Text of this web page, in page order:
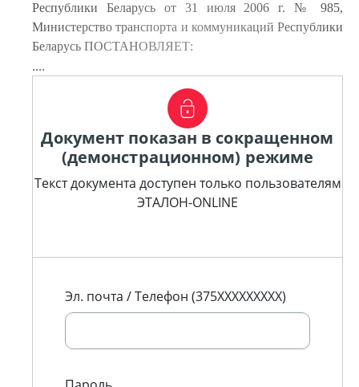
Республики Беларусь от 31 июля 2006 г. № 985,
Министерство транспорта и коммуникаций Республики
Беларусь ПОСТАНОВЛЯЕТ:
....
Документ показан в сокращенном
(демонстрационном) режиме
Текст документа доступен только пользователям
ЭТАЛОН-ONLINE
Эл. почта / Телефон (375XXXXXXXXX)